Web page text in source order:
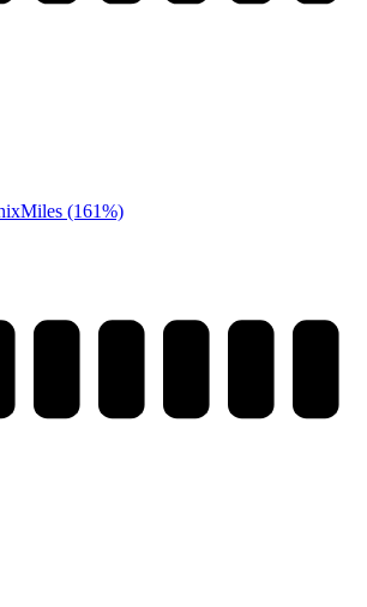
(161%)